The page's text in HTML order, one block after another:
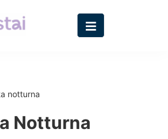
notturna
Notturna